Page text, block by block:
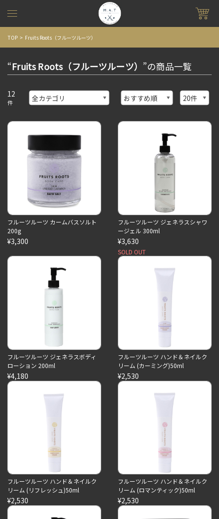
TOP Fruits Roots（フルーツルーツ）
“Fruits Roots（フルーツルーツ） ”の商品一覧
12
件
フルーツルーツ カームバスソルト
200g
¥3,300
フルーツルーツ ジェネラスシャワ
ージェル 300ml
¥3,630
SOLD OUT
フルーツルーツ ジェネラスボディ
ローション 200ml
¥4,180
フルーツルーツ ハンド＆ネイルク
リーム (カーミング)50ml
¥2,530
フルーツルーツ ハンド＆ネイルク
リーム (リフレッシュ)50ml
¥2,530
フルーツルーツ ハンド＆ネイルク
リーム (ロマンティック)50ml
¥2,530